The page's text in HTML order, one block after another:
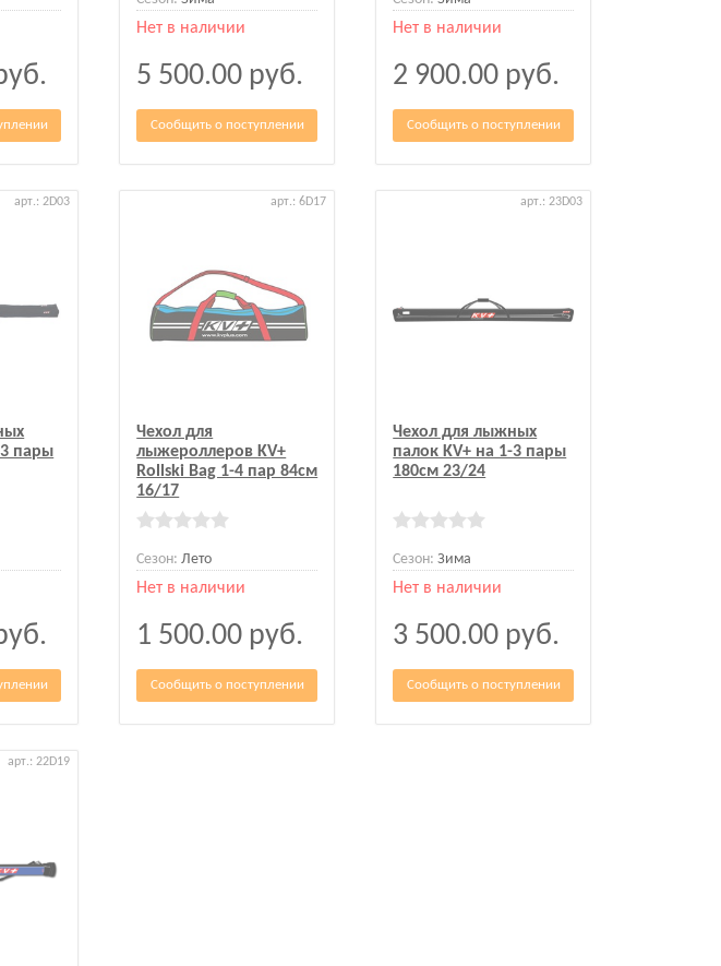
Нет в наличии
5 500.00 руб.
Сообщить о поступлении
Нет в наличии
2 900.00 руб.
Сообщить о поступлении
арт.: 2D03
3 пары
арт.: 6D17
Чехол для
лыжероллеров KV+
Rollski Bag 1-4 пар 84см
16/17
Сезон: Лето
Нет в наличии
1 500.00 руб.
Сообщить о поступлении
арт.: 23D03
Чехол для лыжных
палок KV+ на 1-3 пары
180см 23/24
Сезон: Зима
Нет в наличии
3 500.00 руб.
Сообщить о поступлении
арт.: 22D19